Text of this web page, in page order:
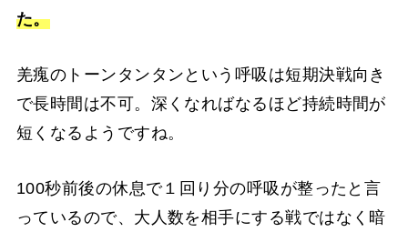
た。
羌瘣のトーンタンタンという呼吸は短期決戦向き
で長時間は不可。深くなればなるほど持続時間が
短くなるようですね。
100秒前後の休息で１回り分の呼吸が整ったと言
っているので、大人数を相手にする戦ではなく暗